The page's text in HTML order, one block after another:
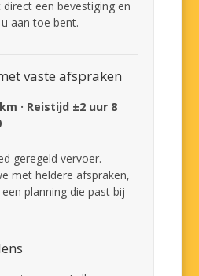
een bevestiging en
aan toe bent.
vaste afspraken
· Reistijd ±2 uur 8
geregeld vervoer.
met heldere afspraken,
planning die past bij